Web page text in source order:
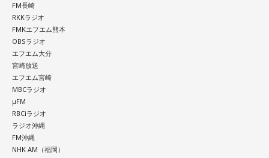
FM長崎
RKKラジオ
FMKエフエム熊本
OBSラジオ
エフエム大分
宮崎放送
エフエム宮崎
MBCラジオ
μFM
RBCiラジオ
ラジオ沖縄
FM沖縄
NHK AM（福岡）